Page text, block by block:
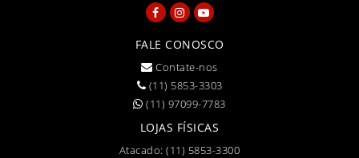
FALE CONOSCO
Contate-nos
(11) 5853-3303
(11) 97099-7783
LOJAS FÍSICAS
Atacado:(11) 5853-3300